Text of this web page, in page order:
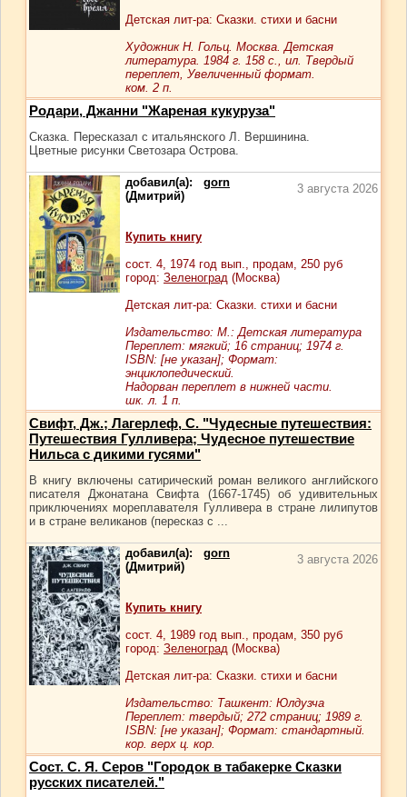
Детская лит-ра: Сказки. стихи и басни
Художник Н. Гольц. Москва. Детская
литература. 1984 г. 158 с., ил. Твердый
переплет, Увеличенный формат.
ком. 2 п.
Родари, Джанни "Жареная кукуруза"
Сказка. Пересказал с итальянского Л. Вершинина.
Цветные рисунки Светозара Острова.
добавил(а): gorn
(Дмитрий)
3 августа 2026
Купить книгу
сост. 4, 1974 год вып., продам, 250 руб
город: Зеленоград (Москва)
Детская лит-ра: Сказки. стихи и басни
Издательство: М.: Детская литература
Переплет: мягкий; 16 страниц; 1974 г.
ISBN: [не указан]; Формат:
энциклопедический.
Надорван переплет в нижней части.
шк. л. 1 п.
Свифт, Дж.; Лагерлеф, С. "Чудесные путешествия:
Путешествия Гулливера; Чудесное путешествие
Нильса с дикими гусями"
В книгу включены сатирический роман великого английского
писателя Джонатана Свифта (1667-1745) об удивительных
приключениях мореплавателя Гулливера в стране лилипутов
и в стране великанов (пересказ с ...
добавил(а): gorn
(Дмитрий)
3 августа 2026
Купить книгу
сост. 4, 1989 год вып., продам, 350 руб
город: Зеленоград (Москва)
Детская лит-ра: Сказки. стихи и басни
Издательство: Ташкент: Юлдузча
Переплет: твердый; 272 страниц; 1989 г.
ISBN: [не указан]; Формат: стандартный.
кор. верх ц. кор.
Сост. С. Я. Серов "Городок в табакерке Сказки
русских писателей."